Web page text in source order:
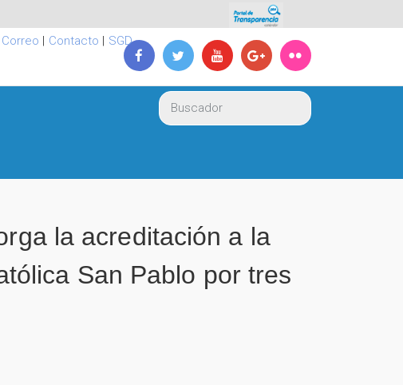
Correo | Contacto | SGD
la acreditación a la
San Pablo por tres